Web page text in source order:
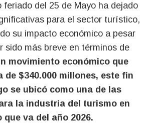
para el sector turístico,
su impacto económico a pesar
sido más breve en términos de
movimiento económico que
de $340.000 millones, este fin
se ubicó como una de las
la industria del turismo en
va del año 2026.